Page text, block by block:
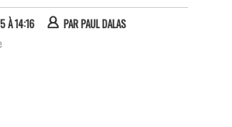
À 14:16 PARPAUL DALAS